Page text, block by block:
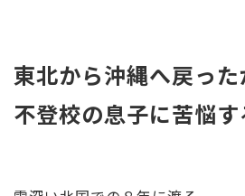
東北から沖縄へ戻っ
不登校の息子に苦悩